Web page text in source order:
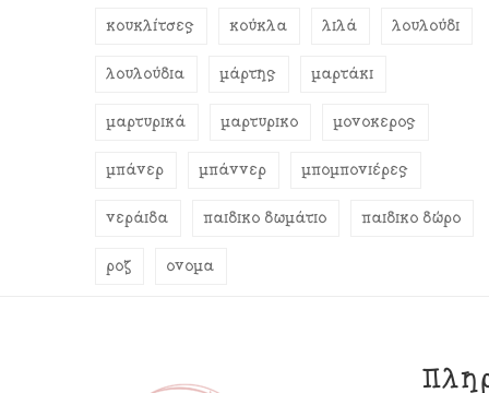
κουκλίτσες κούκλα λιλά λουλούδι
λουλούδια μάρτης μαρτάκι
μαρτυρικά μαρτυρικό μονόκερος
μπάνερ μπάννερ μπομπονιέρες
νεράιδα παιδικό δωμάτιο παιδικό δώρο
ροζ όνομα